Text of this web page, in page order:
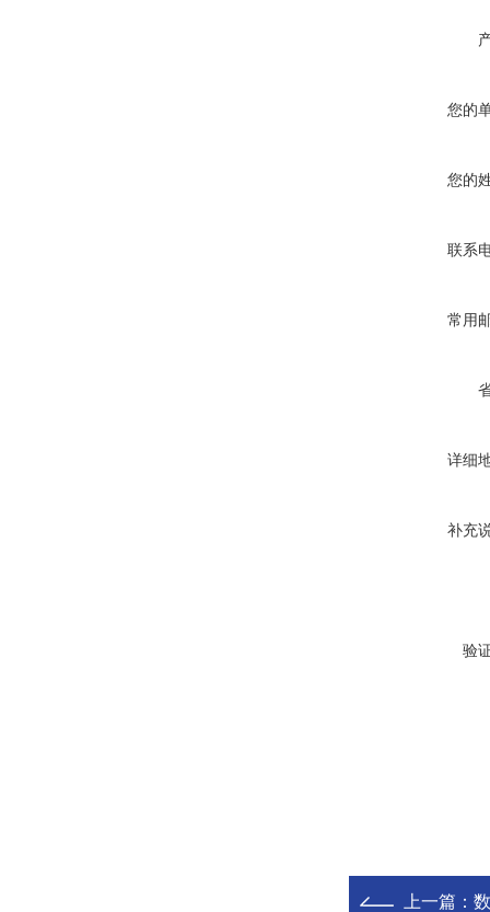
您的
您的
联系
常用
详细
补充
验
上一篇：